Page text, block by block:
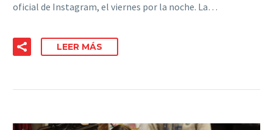
oficial de Instagram, el viernes por la noche. La…
LEER MÁS